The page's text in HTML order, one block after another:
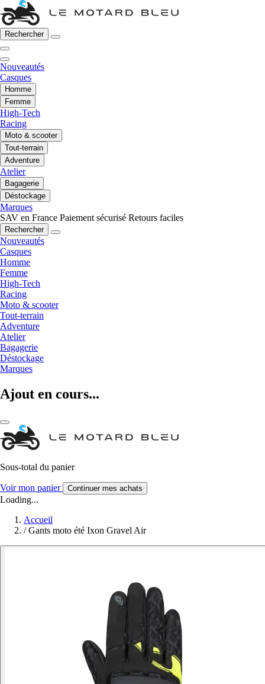
Rechercher
Nouveautés
Casques
Homme
Femme
High-Tech
Racing
Moto & scooter
Tout-terrain
Adventure
Atelier
Bagagerie
Déstockage
Marques
SAV en France Paiement sécurisé Retours faciles
Rechercher
Nouveautés
Casques
Homme
Femme
High-Tech
Racing
Moto & scooter
Tout-terrain
Adventure
Atelier
Bagagerie
Déstockage
Marques
Ajout en cours...
Sous-total du panier
Voir mon panier Continuer mes achats
Loading...
Accueil
/ Gants moto été Ixon Gravel Air